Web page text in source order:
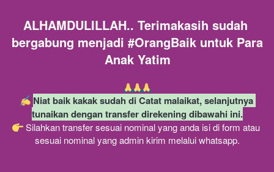
ALHAMDULILLAH.. Terimakasih sudah
bergabung menjadi #OrangBaik untuk Para
Anak Yatim
Niat baik kakak sudah di Catat malaikat, selanjutnya
tunaikan dengan transfer direkening dibawahi ini.
Silahkan transfer sesuai nominal yang anda isi di form atau
sesuai nominal yang admin kirim melalui whatsapp.